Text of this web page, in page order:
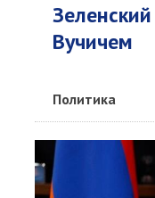
Вучичем
Политика